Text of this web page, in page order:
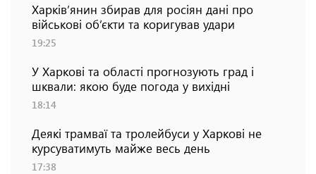
Харків’янин збирав для росіян дані про
військові об’єкти та коригував удари
19:25
У Харкові та області прогнозують град і
шквали: якою буде погода у вихідні
18:14
Деякі трамваї та тролейбуси у Харкові не
курсуватимуть майже весь день
17:38